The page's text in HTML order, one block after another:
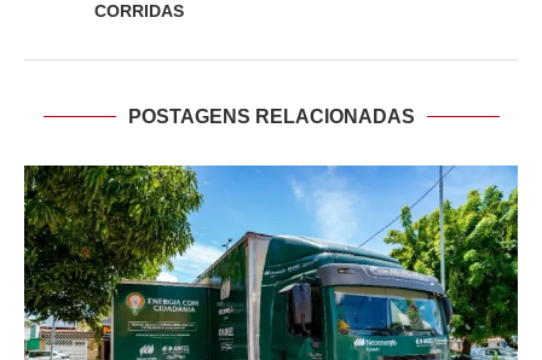
CORRIDAS
POSTAGENS RELACIONADAS